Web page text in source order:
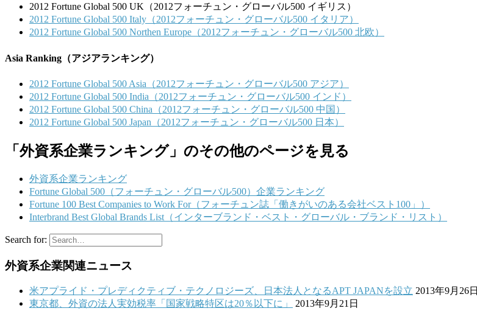
2012 Fortune Global 500 UK（2012フォーチュン・グローバル500 イギリス）
2012 Fortune Global 500 Italy（2012フォーチュン・グローバル500 イタリア）
2012 Fortune Global 500 Northen Europe（2012フォーチュン・グローバル500 北欧）
Asia Ranking（アジアランキング）
2012 Fortune Global 500 Asia（2012フォーチュン・グローバル500 アジア）
2012 Fortune Global 500 India（2012フォーチュン・グローバル500 インド）
2012 Fortune Global 500 China（2012フォーチュン・グローバル500 中国）
2012 Fortune Global 500 Japan（2012フォーチュン・グローバル500 日本）
「外資系企業ランキング」のその他のページを見る
外資系企業ランキング
Fortune Global 500（フォーチュン・グローバル500）企業ランキング
Fortune 100 Best Companies to Work For（フォーチュン誌「働きがいのある会社ベスト100」）
Interbrand Best Global Brands List（インターブランド・ベスト・グローバル・ブランド・リスト）
Search for:
外資系企業関連ニュース
米アプライド・プレディクティブ・テクノロジーズ、日本法人となるAPT JAPANを設立 2013年9月26日
東京都、外資の法人実効税率「国家戦略特区は20％以下に」
2013年9月21日